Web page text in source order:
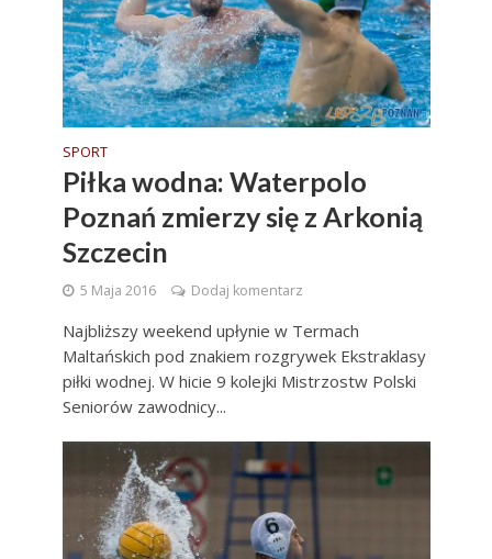
SPORT
Piłka wodna: Waterpolo
Poznań zmierzy się z Arkonią
Szczecin
5 Maja 2016 Dodaj komentarz
Najbliższy weekend upłynie w Termach
Maltańskich pod znakiem rozgrywek Ekstraklasy
piłki wodnej. W hicie 9 kolejki Mistrzostw Polski
Seniorów zawodnicy...